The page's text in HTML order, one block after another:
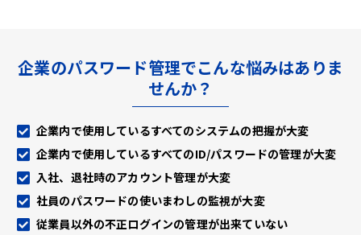
企業のパスワード管理でこんな悩みはありま
せんか？
企業内で使用しているすべてのシステムの把握が大変
企業内で使用しているすべてのID/パスワードの管理が大変
入社、退社時のアカウント管理が大変
社員のパスワードの使いまわしの監視が大変
従業員以外の不正ログインの管理が出来ていない